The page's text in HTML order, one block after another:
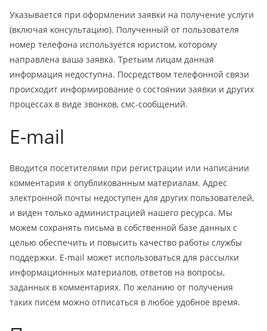
Указывается при оформлении заявки на получение услуги
(включая консультацию). Полученный от пользователя
номер телефона используется юристом, которому
направлена ваша заявка. Третьим лицам данная
информация недоступна. Посредством телефонной связи
происходит информирование о состоянии заявки и других
процессах в виде звонков, смс-сообщений.
E-mail
Вводится посетителями при регистрации или написании
комментария к опубликованным материалам. Адрес
электронной почты недоступен для других пользователей,
и виден только администрацией нашего ресурса. Мы
можем сохранять письма в собственной базе данных с
целью обеспечить и повысить качество работы службы
поддержки. E-mail может использоваться для рассылки
информационных материалов, ответов на вопросы,
заданных в комментариях. По желанию от получения
таких писем можно отписаться в любое удобное время.